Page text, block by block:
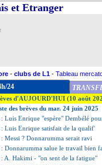
et Etranger
- clubs de L1 - Tableau
24
d'AUJOURD'HUI (10 août
des brèves du mar. 24 juin 2025
: Luis Enrique "espère" Dembélé
: Luis Enrique satisfait de la qualif'
: Messi ? Donnarumma serait ravi
: Donnarumma salue le travail bien
: A. Hakimi - "on sent de la fatigue"